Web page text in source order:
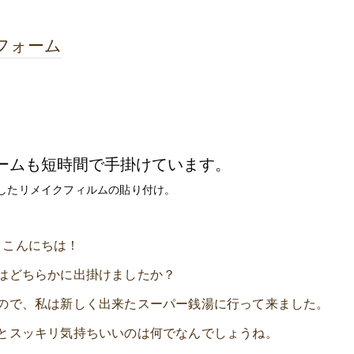
ォーム
も短時間で手掛けています。
たリメイクフィルムの貼り付け。
こんにちは！
どちらかに出掛けましたか？
、私は新しく出来たスーパー銭湯に行って来ました。
ッキリ気持ちいいのは何でなんでしょうね。